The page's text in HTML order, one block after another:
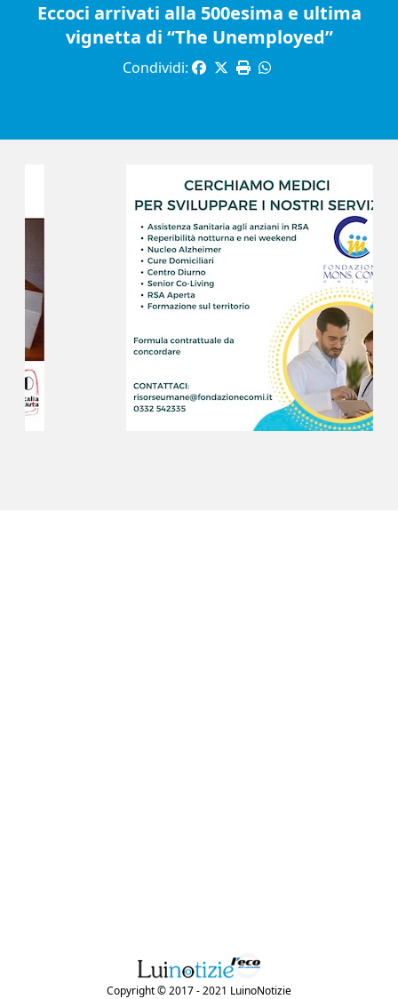
Eccoci arrivati alla 500esima e ultima
vignetta di “The Unemployed”
Condividi:
Copyright © 2017 - 2021 LuinoNotizie